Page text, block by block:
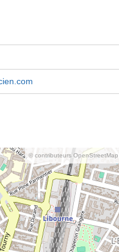
© contributeurs OpenStreetMap